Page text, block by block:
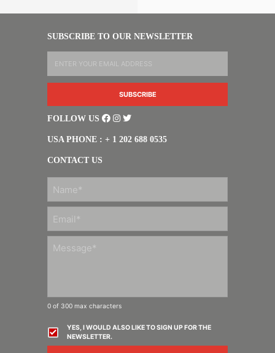
SUBSCRIBE TO OUR NEWSLETTER
FOLLOW US
USA PHONE : + 1 202 688 0535
CONTACT US
FIRST
0 of 300 max characters
YES, I WOULD ALSO LIKE TO SIGN UP FOR THE
NEWSLETTER.